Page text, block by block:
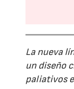
La nueva
un diseño
paliativos